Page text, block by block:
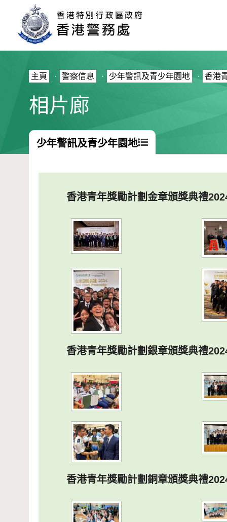
主頁 · 警察信息 · 少年警訊及青少年園地 · 香港
相片廊
少年警訊及青少年園地
香港青年獎勵計劃金章頒獎典禮
香港青年獎勵計劃銀章頒獎典禮
香港青年獎勵計劃銅章頒獎典禮